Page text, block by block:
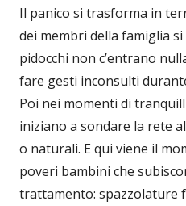
Il panico si trasforma in
dei membri della famiglia
pidocchi non c’entrano
fare gesti inconsulti
Poi nei momenti di
iniziano a sondare la rete
o naturali. E qui viene il
poveri bambini che
trattamento: spazzolature